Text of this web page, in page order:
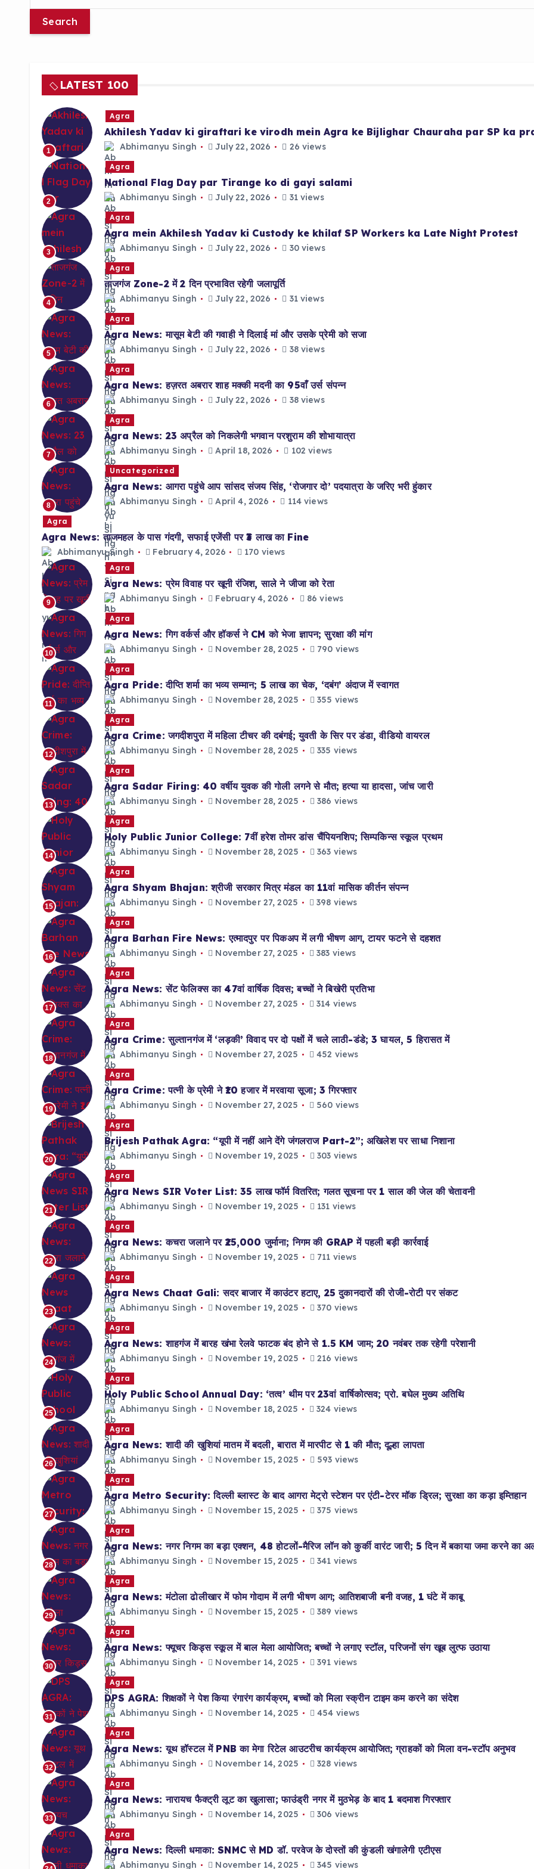
r
LATEST 100
1
Agra
Akhilesh Yadav ki giraftari ke virodh mein Agra ke Bijlighar Chauraha par SP ka
Abhimanyu Singh July 22, 2026 26 views
2
Agra
National Flag Day par Tirange ko di gayi salami
Abhimanyu Singh July 22, 2026 31 views
3
Agra
Agra mein Akhilesh Yadav ki Custody ke khilaf SP Workers ka Late Night Protest
Abhimanyu Singh July 22, 2026 30 views
4
Agra
ताजगंज Zone-2 में 2 दिन प्रभावित रहेगी जलापूर्ति
Abhimanyu Singh July 22, 2026 31 views
5
Agra
Agra News: मासूम बेटी की गवाही ने दिलाई मां और उसके प्रेमी को सजा
Abhimanyu Singh July 22, 2026 38 views
6
Agra
Agra News: हज़रत अबरार शाह मक्की मदनी का 95वाँ उर्स संपन्न
Abhimanyu Singh July 22, 2026 38 views
7
Agra
Agra News: 23 अप्रैल को निकलेगी भगवान परशुराम की शोभायात्रा
Abhimanyu Singh April 18, 2026 102 views
8
Uncategorized
Agra News: आगरा पहुंचे आप सांसद संजय सिंह, ‘रोजगार दो’ पदयात्रा के जरिए भरी हुंकार
Abhimanyu Singh April 4, 2026 114 views
Agra
Agra News: ताजमहल के पास गंदगी, सफाई एजेंसी पर ₹3 लाख का Fine
Abhimanyu Singh February 4, 2026 170 views
9
Agra
Agra News: प्रेम विवाह पर खूनी रंजिश, साले ने जीजा को रेता
Abhimanyu Singh February 4, 2026 86 views
10
Agra
Agra News: गिग वर्कर्स और हॉकर्स ने CM को भेजा ज्ञापन; सुरक्षा की मांग
Abhimanyu Singh November 28, 2025 790 views
11
Agra
Agra Pride: दीप्ति शर्मा का भव्य सम्मान; 5 लाख का चेक, ‘दबंग’ अंदाज में स्वागत
Abhimanyu Singh November 28, 2025 355 views
12
Agra
Agra Crime: जगदीशपुरा में महिला टीचर की दबंगई; युवती के सिर पर डंडा, वीडियो वायरल
Abhimanyu Singh November 28, 2025 335 views
13
Agra
Agra Sadar Firing: 40 वर्षीय युवक की गोली लगने से मौत; हत्या या हादसा, जांच जारी
Abhimanyu Singh November 28, 2025 386 views
14
Agra
Holy Public Junior College: 7वीं हरेश तोमर डांस चैंपियनशिप; सिम्पकिन्स स्कूल प्रथम
Abhimanyu Singh November 28, 2025 363 views
15
Agra
Agra Shyam Bhajan: श्रीजी सरकार मित्र मंडल का 11वां मासिक कीर्तन संपन्न
Abhimanyu Singh November 27, 2025 398 views
16
Agra
Agra Barhan Fire News: एत्मादपुर पर पिकअप में लगी भीषण आग, टायर फटने से दहशत
Abhimanyu Singh November 27, 2025 383 views
17
Agra
Agra News: सेंट फेलिक्स का 47वां वार्षिक दिवस; बच्चों ने बिखेरी प्रतिभा
Abhimanyu Singh November 27, 2025 314 views
18
Agra
Agra Crime: सुल्तानगंज में ‘लड़की’ विवाद पर दो पक्षों में चले लाठी-डंडे; 3 घायल, 5 हिरासत में
Abhimanyu Singh November 27, 2025 452 views
19
Agra
Agra Crime: पत्नी के प्रेमी ने ₹10 हजार में मरवाया सूजा; 3 गिरफ्तार
Abhimanyu Singh November 27, 2025 560 views
20
Agra
Brijesh Pathak Agra: “यूपी में नहीं आने देंगे जंगलराज Part-2”; अखिलेश पर साधा निशाना
Abhimanyu Singh November 19, 2025 303 views
21
Agra
Agra News SIR Voter List: 35 लाख फॉर्म वितरित; गलत सूचना पर 1 साल की जेल की चेतावनी
Abhimanyu Singh November 19, 2025 131 views
22
Agra
Agra News: कचरा जलाने पर ₹25,000 जुर्माना; निगम की GRAP में पहली बड़ी कार्रवाई
Abhimanyu Singh November 19, 2025 711 views
23
Agra
Agra News Chaat Gali: सदर बाजार में काउंटर हटाए, 25 दुकानदारों की रोजी-रोटी पर संकट
Abhimanyu Singh November 19, 2025 370 views
24
Agra
Agra News: शाहगंज में बारह खंभा रेलवे फाटक बंद होने से 1.5 KM जाम; 20 नवंबर तक रहेगी परेशानी
Abhimanyu Singh November 19, 2025 216 views
25
Agra
Holy Public School Annual Day: ‘तत्व’ थीम पर 23वां वार्षिकोत्सव; प्रो. बघेल मुख्य अतिथि
Abhimanyu Singh November 18, 2025 324 views
26
Agra
Agra News: शादी की खुशियां मातम में बदली, बारात में मारपीट से 1 की मौत; दूल्हा लापता
Abhimanyu Singh November 15, 2025 593 views
27
Agra
Agra Metro Security: दिल्ली ब्लास्ट के बाद आगरा मेट्रो स्टेशन पर एंटी-टेरर मॉक ड्रिल; सुरक्षा का कड़ा इम्तिहान
Abhimanyu Singh November 15, 2025 375 views
28
Agra
Agra News: नगर निगम का बड़ा एक्शन, 48 होटलों-मैरिज लॉन को कुर्की वारंट जारी; 5 दिन में बकाया जमा करने का
Abhimanyu Singh November 15, 2025 341 views
29
Agra
Agra News: मंटोला ढोलीखार में फोम गोदाम में लगी भीषण आग; आतिशबाजी बनी वजह, 1 घंटे में काबू
Abhimanyu Singh November 15, 2025 389 views
30
Agra
Agra News: फ्यूचर किड्स स्कूल में बाल मेला आयोजित; बच्चों ने लगाए स्टॉल, परिजनों संग खूब लुत्फ उठाया
Abhimanyu Singh November 14, 2025 391 views
31
Agra
DPS AGRA: शिक्षकों ने पेश किया रंगारंग कार्यक्रम, बच्चों को मिला स्क्रीन टाइम कम करने का संदेश
Abhimanyu Singh November 14, 2025 454 views
32
Agra
Agra News: यूथ हॉस्टल में PNB का मेगा रिटेल आउटरीच कार्यक्रम आयोजित; ग्राहकों को मिला वन-स्टॉप अनुभव
Abhimanyu Singh November 14, 2025 328 views
33
Agra
Agra News: नारायच फैक्ट्री लूट का खुलासा; फाउंड्री नगर में मुठभेड़ के बाद 1 बदमाश गिरफ्तार
Abhimanyu Singh November 14, 2025 306 views
Agra
Agra News: दिल्ली धमाका: SNMC से MD डॉ. परवेज के दोस्तों की कुंडली खंगालेगी एटीएस
Abhimanyu Singh November 14, 2025 345 views